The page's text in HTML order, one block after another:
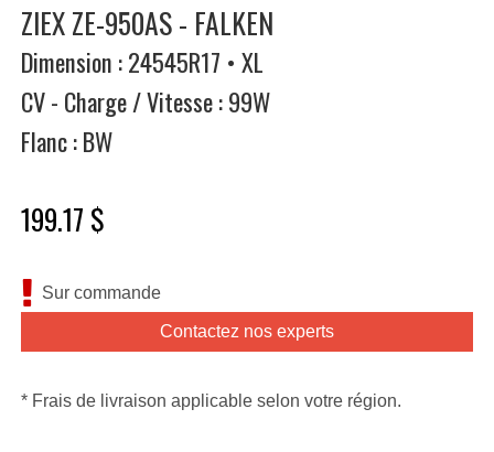
ZIEX ZE-950AS - FALKEN
Dimension : 24545R17 • XL
CV - Charge / Vitesse : 99W
Flanc : BW
199.17 $
Sur commande
Contactez nos experts
* Frais de livraison applicable selon votre région.